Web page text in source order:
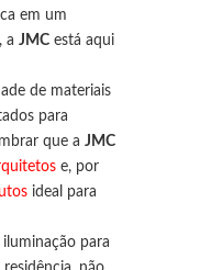
em um
a JMC está aqui
de materiais
para
que a JMC
e, por
ideal para
para